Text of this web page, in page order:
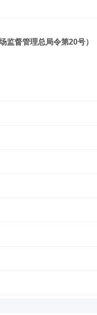
监督管理总局令第20号）